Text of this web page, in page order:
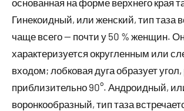
основанная на форме верхнего края
Гинекоидный, или женский, тип таза
чаще всего — почти у 50 % женщин.
характеризуется округленным или
входом; лобковая дуга образует
приблизительно 90°. Андроидный,
воронкообразный, тип таза